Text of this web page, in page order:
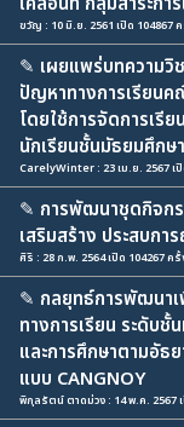
ขวัญ : 10 มิ.ย. 2561 เปิด 104867
✎ เผยแพร่บทความวิ
ปัญหาทางการเรียน
โดยใช้การจัดการเรี
นักเรียนชั้นมัธยมศึกษ
CarelyWinter : 23 เม.ย. 2567 เ
✎ การพัฒนาชุดกิจกร
เสริมสร้าง ประสบก
ศิริ : 28 ก.พ. 2564 เปิด 104267 ครั้
✎ กลยุทธ์การพัฒนา
ทางการเรียน ระดับ
และการศึกษาตามอัธ
แบบ CANGNOY
พิกุลรัตน์ ตาดม่วง : 14 พ.ค. 2567